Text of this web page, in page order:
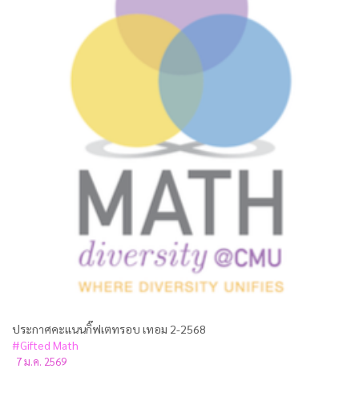
ประกาศคะแนนกิ๊ฟเตทรอบ เทอม 2-2568
#Gifted Math
7 ม.ค. 2569